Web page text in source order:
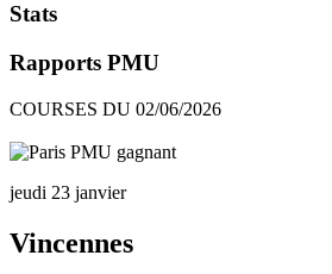
Stats
Rapports PMU
COURSES DU 02/06/2026
jeudi 23 janvier
Vincennes